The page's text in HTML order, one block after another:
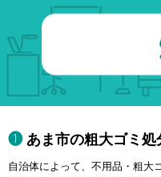
あま市の粗大ゴミ
自治体によって、不用品・粗大